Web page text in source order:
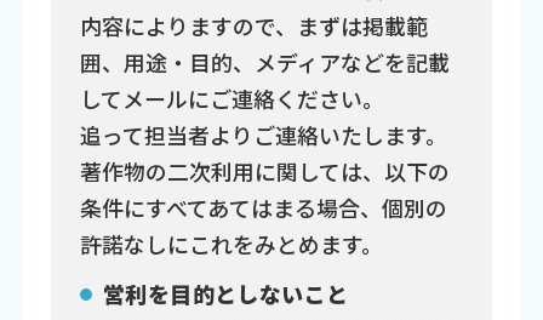
内容によりますので、まずは掲載範
囲、用途・目的、メディアなどを記載
してメールにご連絡ください。
追って担当者よりご連絡いたします。
著作物の二次利用に関しては、以下の
条件にすべてあてはまる場合、個別の
許諾なしにこれをみとめます。
営利を目的としないこと